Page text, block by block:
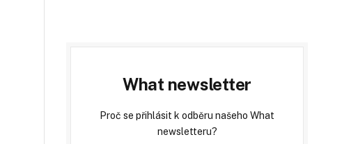
What newsletter
Proč se přihlásit k odběru našeho What
newsletteru?